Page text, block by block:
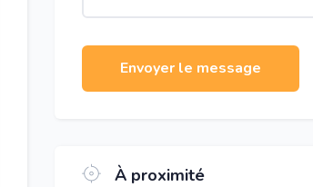
Envoyer le message
À proximité